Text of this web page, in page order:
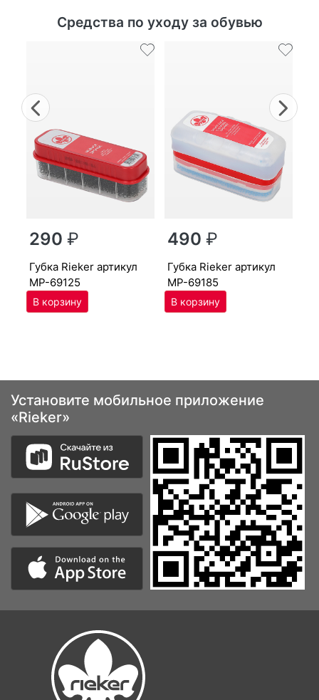
Средства по уходу за обувью
Previous
290₽
губ­ка Ri­eker артикул
MP-69125
490₽
губ­ка Ri­eker артикул
MP-69185
Установите мобильное приложение
«Rieker»